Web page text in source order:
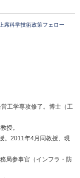
席科学技術政策フェロー
工学専攻修了。博士（工
授。
。2011年4月同教授、現
局参事官（インフラ・防